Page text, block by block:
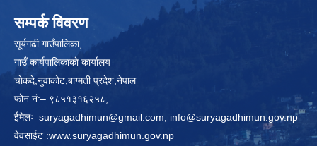
सम्पर्क विवरण
सूर्यगढी गाउँपालिका,
गाउँ कार्यपालिकाकाे कार्यालय
चाेकदे,नुवाकोट,बाग्मती प्रदेश,नेपाल
फोन नं:– ९८५१३१६२५८,
ईमेलः–suryagadhimun@gmail.com, info@suryagadhimun.gov.np
वेवसाईट :www.suryagadhimun.gov.np